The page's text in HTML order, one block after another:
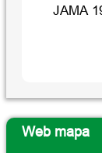
JAMA
Web mapa